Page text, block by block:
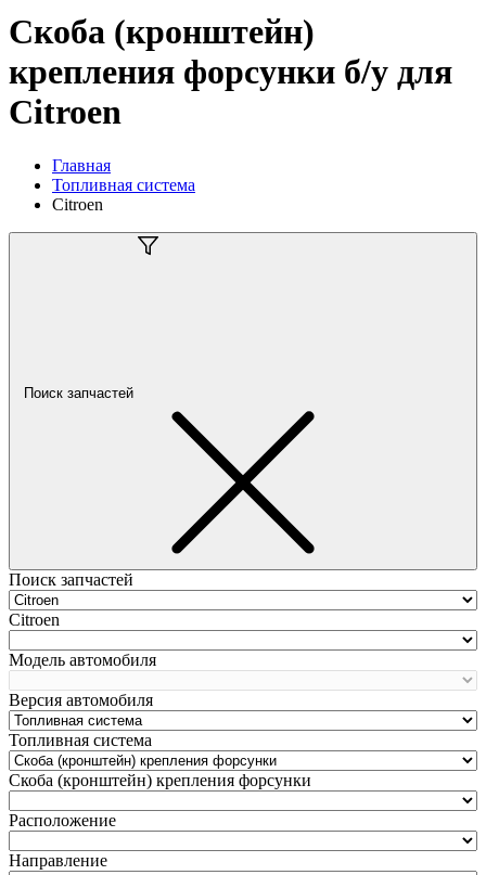
Скоба (кронштейн)
крепления форсунки б/у для
Citroen
Главная
Топливная система
Citroen
Поиск запчастей
Поиск запчастей
Citroen
Модель автомобиля
Версия автомобиля
Топливная система
Скоба (кронштейн) крепления форсунки
Расположение
Направление